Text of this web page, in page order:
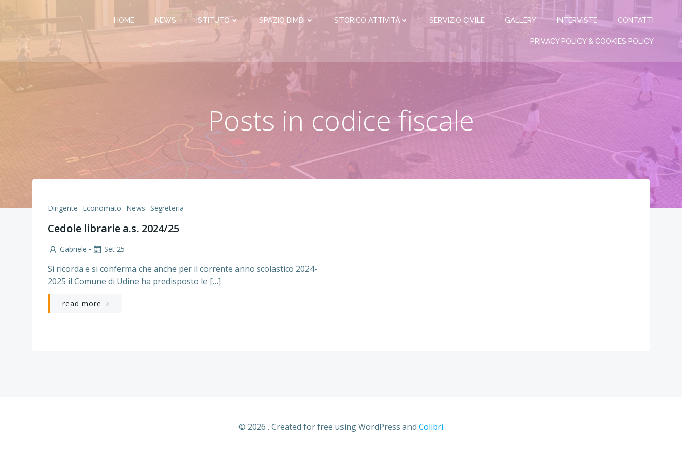
HOME NEWS ISTITUTO SPAZIO BIMBI STORICO ATTIVITÀ SERVIZIO CIVILE GALLERY INTERVISTE CONTATTI
PRIVACY POLICY & COOKIES POLICY
Posts in codice fiscale
Dirigente Economato News Segreteria
Cedole librarie a.s. 2024/25
Gabriele - Set 25
Si ricorda e si conferma che anche per il corrente anno scolastico 2024-
2025 il Comune di Udine ha predisposto le […]
read more
© 2026 . Created for free using WordPress and Colibri